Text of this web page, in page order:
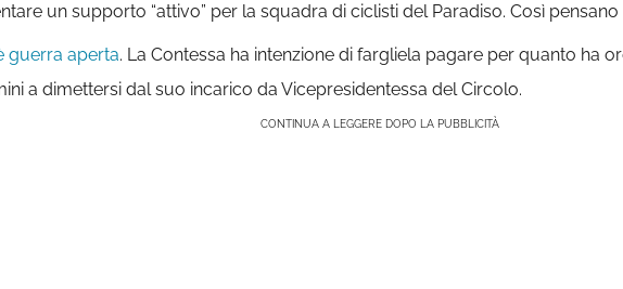
un supporto “attivo” per la squadra di ciclisti del Paradiso. Così pensano
guerra aperta. La Contessa ha intenzione di fargliela pagare per quanto ha
a dimettersi dal suo incarico da Vicepresidentessa del Circolo.
CONTINUA A LEGGERE DOPO LA PUBBLICITÀ